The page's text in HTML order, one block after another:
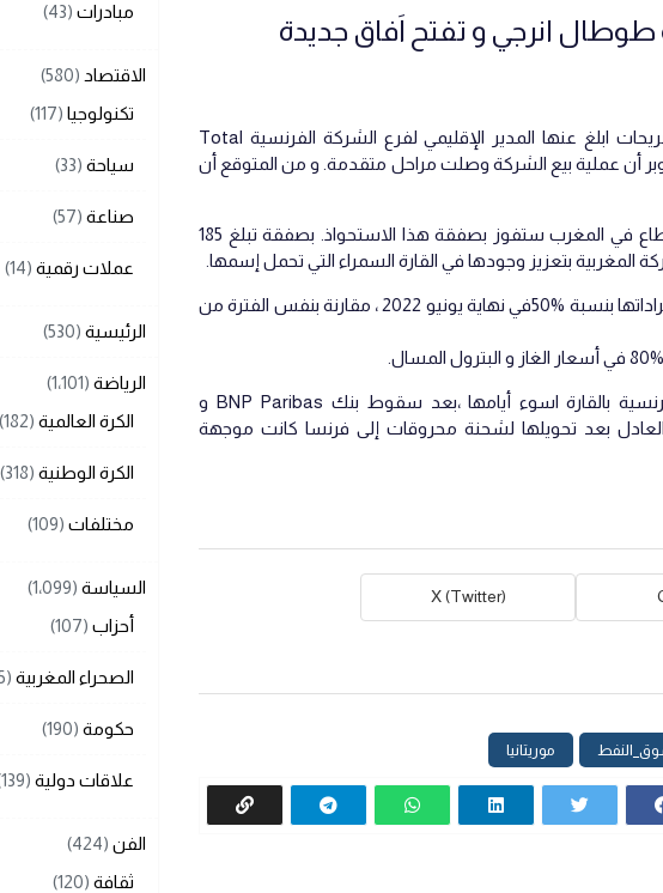
طوطال انرجي و تفتح اَفاق جديدة
كشفت وسائل إعلام محلية موريتانية عن تصريحات ابلغ عنها المدير الإقليمي لفرع الشركة الفرنسية Total
يوم 25 أكتوبر أن عملية بيع الشركة وصلت مراحل متقدمة. و من المتوقع أن
و من المؤكد ان مجموعة Afriquia الرائدة بالقطاع في المغرب ستفوز بصفقة هذا الاستحواذ. بصفقة تبلغ 185
بتعزيز وجودها في القارة السمراء التي تحمل إسمها.
وتجدر الإشارة إلى أن إفريقيا شهدت زيادة في إيراداتها بنسبة %50في نهاية يونيو 2022 ، مقارنة بنفس الفترة من
هذا في الوقت الذي تعيش فيه الشركات الفرنسية بالقارة اسوء أيامها ،بعد سقوط بنك BNP Paribas و
بعد تحويلها لشحنة محروقات إلى فرنسا كانت موجهة
X (Twitter)
موريتانيا
مبادرات (43)
الاقتصاد (580)
تكنولوجيا (117)
سياحة (33)
صناعة (57)
عملات رقمية (14)
الرئيسية (530)
الرياضة (1٬101)
الكرة العالمية (182)
الكرة الوطنية (318)
مختلفات (109)
السياسة (1٬099)
أحزاب (107)
الصحراء المغربية (85)
حكومة (190)
علاقات دولية (139)
الفن (424)
ثقافة (120)